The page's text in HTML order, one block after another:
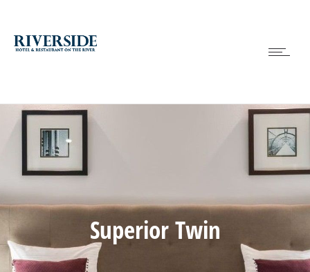
Superior Twin